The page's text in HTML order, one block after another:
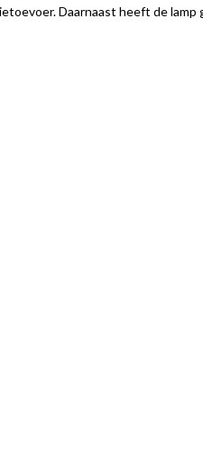
Daarnaast heeft de